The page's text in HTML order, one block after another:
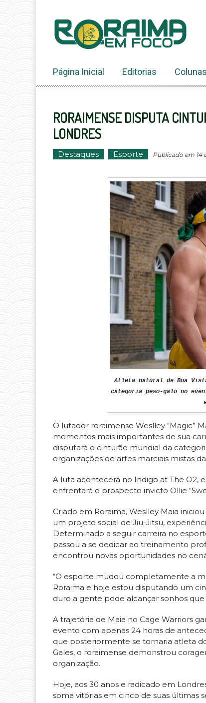
conteúdo
Página Inicial Editorias Colunas
RORAIMENSE DISPUTA
LONDRES
Destaques Esporte Publicado em 14
Atleta natural de Boa
categoria peso-galo no
O lutador roraimense Weslley “Magic”
momentos mais importantes de sua
disputará o cinturão mundial da
organizações de artes marciais mistas
A luta acontecerá no Indigo at The O2,
enfrentará o prospecto invicto Ollie
Criado em Roraima, Weslley Maia
um projeto social de Jiu-Jitsu,
Determinado a seguir carreira no
passou a se dedicar ao treinamento
encontrou novas oportunidades no
“O esporte mudou completamente a
Roraima e hoje estou disputando um
duro a gente pode alcançar sonhos
A trajetória de Maia no Cage Warriors
evento com apenas 24 horas de
que posteriormente se tornaria atleta
Gales, o roraimense demonstrou
organização.
Hoje, aos 30 anos e radicado em
soma vitórias em cinco de suas últimas